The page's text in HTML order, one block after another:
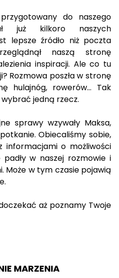
do naszego
już kilkoro naszych
lepsze źródło niż poczta
naszą stronę
inspiracji. Ale co tu
Rozmowa poszła w stronę
hulajnóg, rowerów… Tak
jedną rzecz.
sprawy wzywały Maksa,
Obiecaliśmy sobie,
informacjami o możliwości
w naszej rozmowie i
Może w tym czasie pojawią
aż poznamy Twoje
MARZENIA